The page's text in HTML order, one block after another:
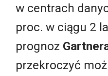
w centrach
proc. w ciągu 2
prognoz
przekroczyć